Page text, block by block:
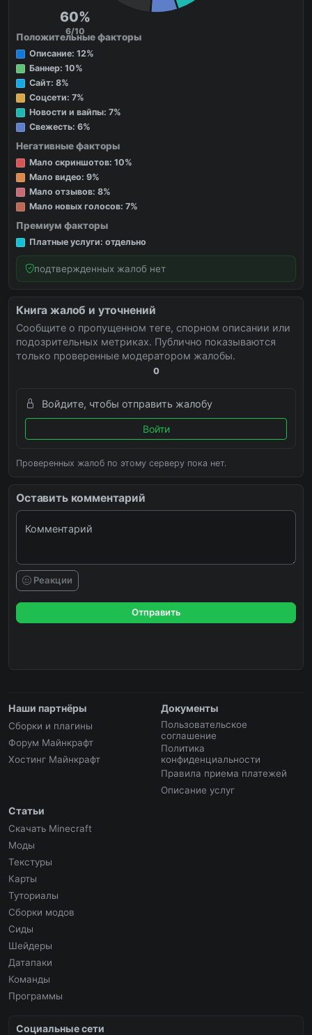
60%
6/10
Положительные факторы
Описание: 12%
Баннер: 10%
Сайт: 8%
Соцсети: 7%
Новости и вайпы: 7%
Свежесть: 6%
Негативные факторы
Мало скриншотов: 10%
Мало видео: 9%
Мало отзывов: 8%
Мало новых голосов: 7%
Премиум факторы
Платные услуги: отдельно
подтвержденных жалоб нет
Книга жалоб и уточнений
Сообщите о пропущенном теге, спорном описании или
подозрительных метриках. Публично показываются
только проверенные модератором жалобы.
0
Войдите, чтобы отправить жалобу
Войти
Проверенных жалоб по этому серверу пока нет.
Оставить комментарий
Комментарий
Реакции
Отправить
Наши партнёры
Сборки и плагины
Форум Майнкрафт
Хостинг Майнкрафт
Документы
Пользовательское
соглашение
Политика
конфиденциальности
Правила приема платежей
Описание услуг
Статьи
Скачать Minecraft
Моды
Текстуры
Карты
Туториалы
Сборки модов
Сиды
Шейдеры
Датапаки
Команды
Программы
Социальные сети